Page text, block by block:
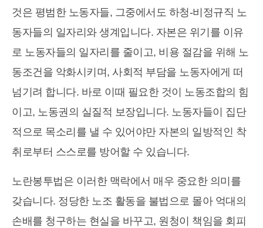
것은 평범한 노동자들, 그중에서도 하청-비정규직 노
동자들의 일자리와 생계입니다. 자본은 위기를 이유
로 노동자들의 일자리를 줄이고, 비용 절감을 위해 노
동조건을 악화시키며, 사회적 부담을 노동자에게 떠
넘기려 합니다. 바로 이때 필요한 것이 노동조합의 힘
이고, 노동권의 실질적 보장입니다. 노동자들이 집단
적으로 목소리를 낼 수 있어야만 자본의 일방적인 착
취로부터 스스로를 방어할 수 있습니다.
노란봉투법은 이러한 맥락에서 매우 중요한 의미를
갖습니다. 정당한 노조 활동을 불법으로 몰아 억대의
손배를 청구하는 현실을 바꾸고, 원청이 책임을 회피